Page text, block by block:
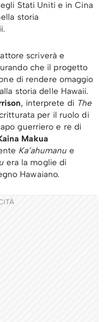
Stati Uniti e in Cina
storia
scriverà e
che il progetto
di rendere omaggio
storia delle Hawaii.
, interprete di The
per il ruolo di
guerriero e re di
Makua
Ka’ahumanue
era la moglie di
Hawaiano.